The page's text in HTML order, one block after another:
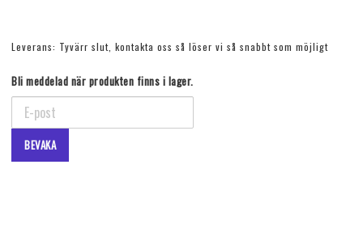
Leverans: Tyvärr slut, kontakta oss så löser vi så snabbt som möjligt
Bli meddelad när produkten finns i lager.
BEVAKA